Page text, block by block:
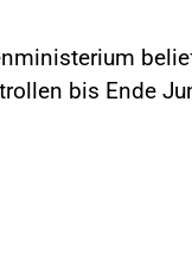
bis Ende